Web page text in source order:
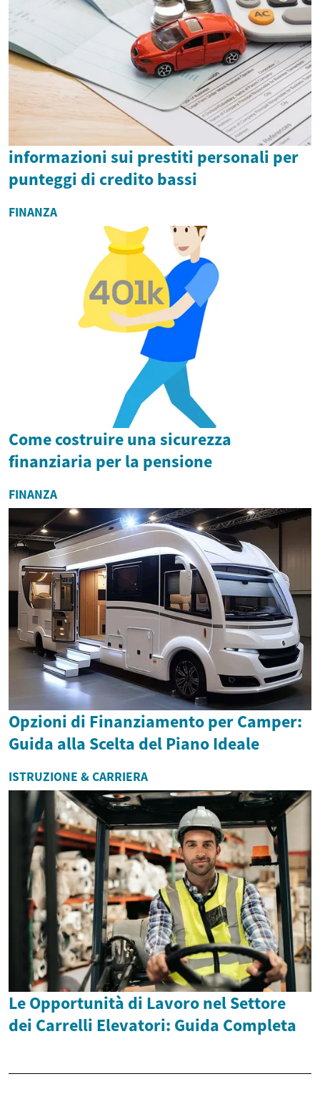
informazioni sui prestiti personali per
punteggi di credito bassi
FINANZA
Come costruire una sicurezza
finanziaria per la pensione
FINANZA
Opzioni di Finanziamento per Camper:
Guida alla Scelta del Piano Ideale
ISTRUZIONE & CARRIERA
Le Opportunità di Lavoro nel Settore
dei Carrelli Elevatori: Guida Completa